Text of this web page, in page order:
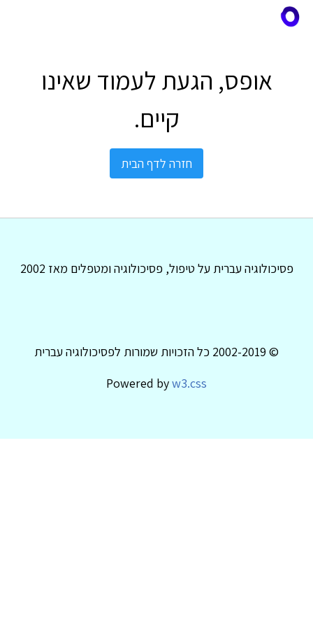
אופס, הגעת לעמוד שאינו
קיים.
חזרה לדף הבית
פסיכולוגיה עברית על טיפול, פסיכולוגיה ומטפלים מאז 2002
© 2002-2019 כל הזכויות שמורות לפסיכולוגיה עברית
Powered byw3.css